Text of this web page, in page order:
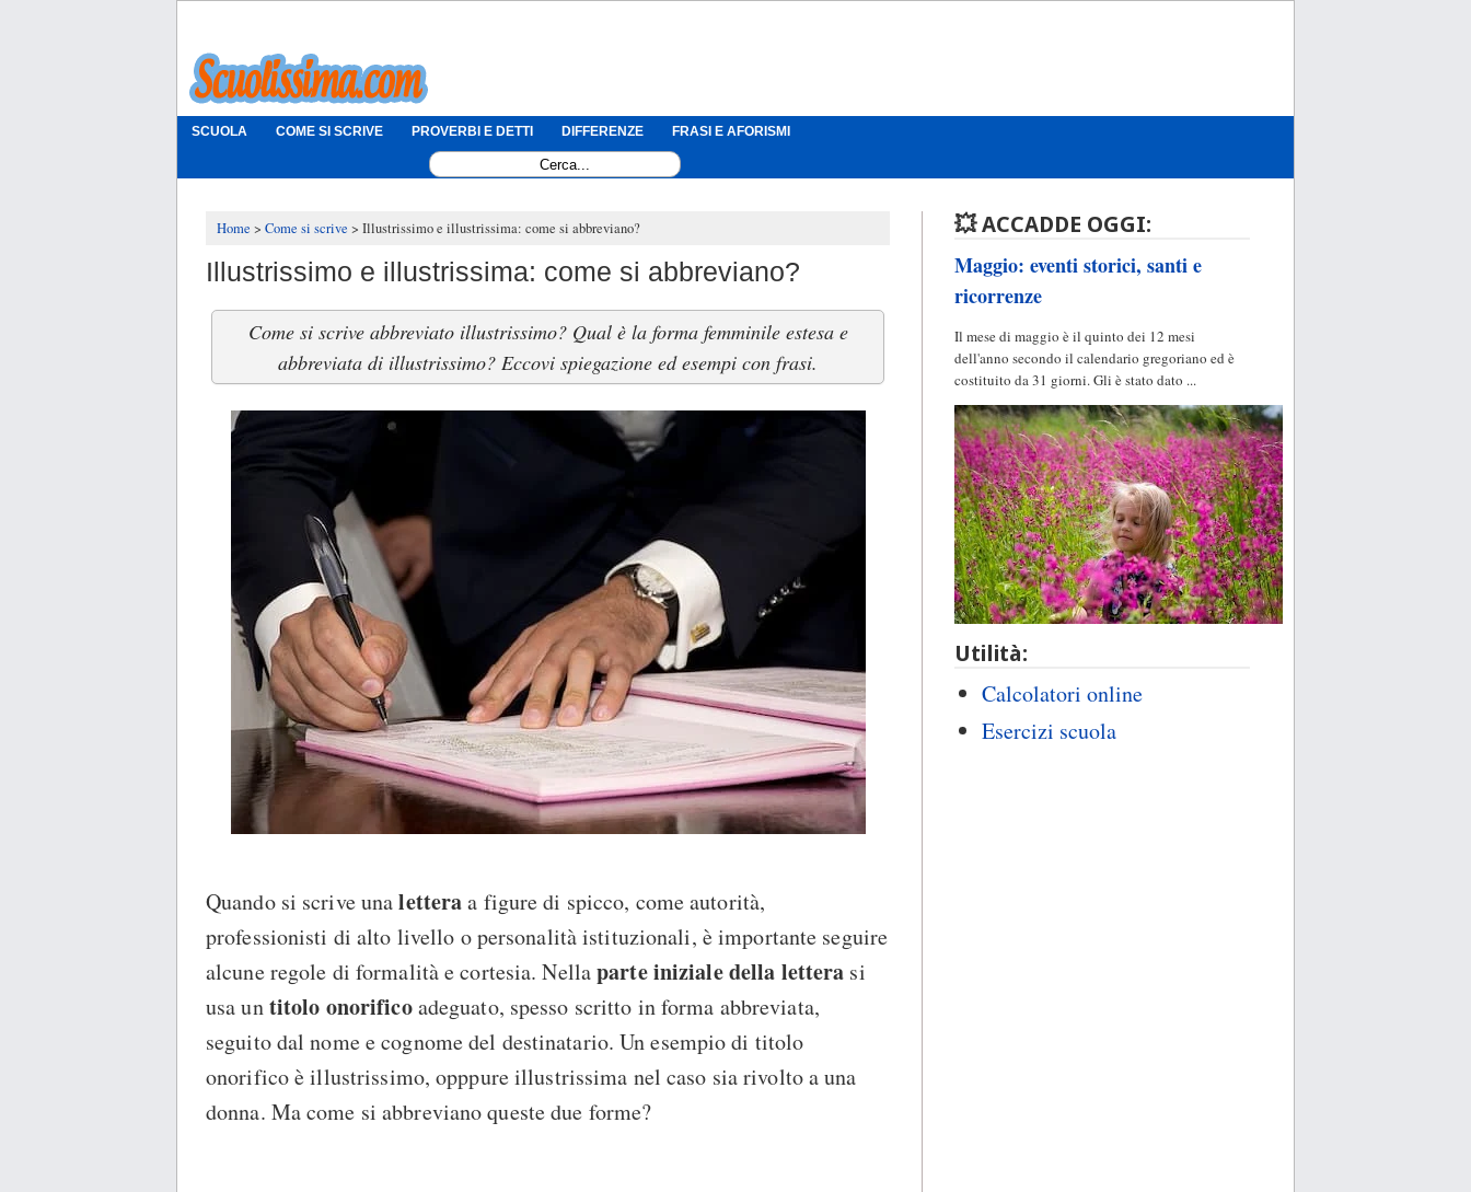
SCUOLA COME SI SCRIVE PROVERBI E DETTI DIFFERENZE FRASI E AFORISMI
Home Come si scrive Illustrissimo e illustrissima: come si abbreviano?
Illustrissimo e illustrissima: come si abbreviano?
Come si scrive abbreviato illustrissimo? Qual è la forma femminile estesa e
abbreviata di illustrissimo? Eccovi spiegazione ed esempi con frasi.
Quando si scrive unaletteraa figure di spicco, come autorità,
professionisti di alto livello o personalità istituzionali, è importante seguire
alcune regole di formalità e cortesia. Nellaparte iniziale della lettera si
usa untitolo onorificoadeguato, spesso scritto in forma abbreviata,
seguito dal nome e cognome del destinatario. Un esempio di titolo
onorifico è illustrissimo, opppure illustrissima nel caso sia rivolto a una
donna. Ma come si abbreviano queste due forme?
💥 ACCADDE OGGI:
Maggio: eventi storici, santi e
ricorrenze
Il mese di maggio è il quinto dei 12 mesi
dell'anno secondo il calendario gregoriano ed è
costituito da 31 giorni. Gli è stato dato ...
Utilità:
Calcolatori online
Esercizi scuola